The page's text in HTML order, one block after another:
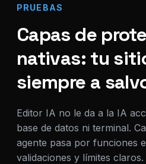
PRUEBAS
Capas de
nativas: tu
siempre a
Editor IA no le da a la IA
base de datos ni terminal.
agente pasa por funciones
validaciones y límites claros.